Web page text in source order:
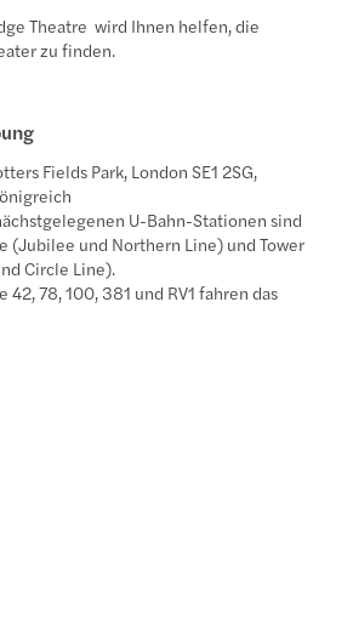
Theatre wird Ihnen helfen, die
zu finden.
Fields Park, London SE1 2SG,
U-Bahn-Stationen sind
(Jubilee und Northern Line) und Tower
Circle Line).
42, 78, 100, 381 und RV1 fahren das